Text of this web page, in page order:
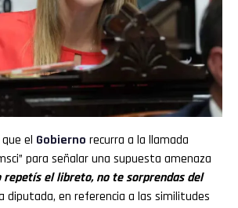
el Gobierno recurra a la llamada
para señalar una supuesta amenaza
repetís el libreto, no te sorprendas del
diputada, en referencia a las similitudes